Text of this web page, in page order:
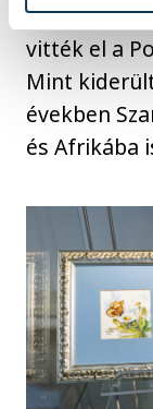
és más
vitték el a
Mint
években
és Afrikába